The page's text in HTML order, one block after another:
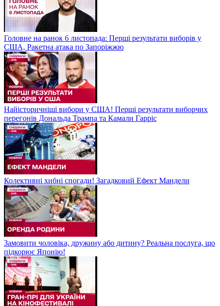
Головне на ранок 6 листопада: Перші результати виборів у
США, Ракетна атака по Запоріжжю
Найісторичніші вибори у США! Перші результати виборчих
перегонів Дональда Трампа та Камали Гарріс
Колективні хибні спогади! Загадковий Ефект Мандели
Замовити чоловіка, дружину або дитину? Реальна послуга, що
підкорює Японію!